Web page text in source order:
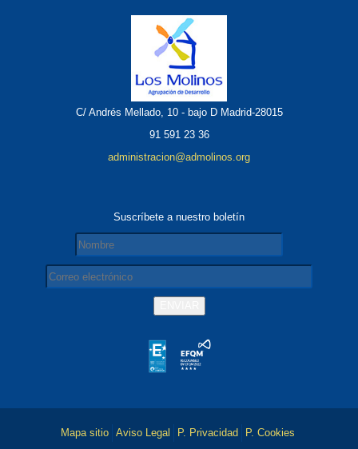
C/ Andrés Mellado, 10 - bajo D Madrid-28015
91 591 23 36
administracion@admolinos.org
Suscríbete a nuestro boletín
Mapa sitio Aviso Legal P. Privacidad P. Cookies